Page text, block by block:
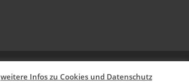
weitere Infos zu Cookies und Datenschutz